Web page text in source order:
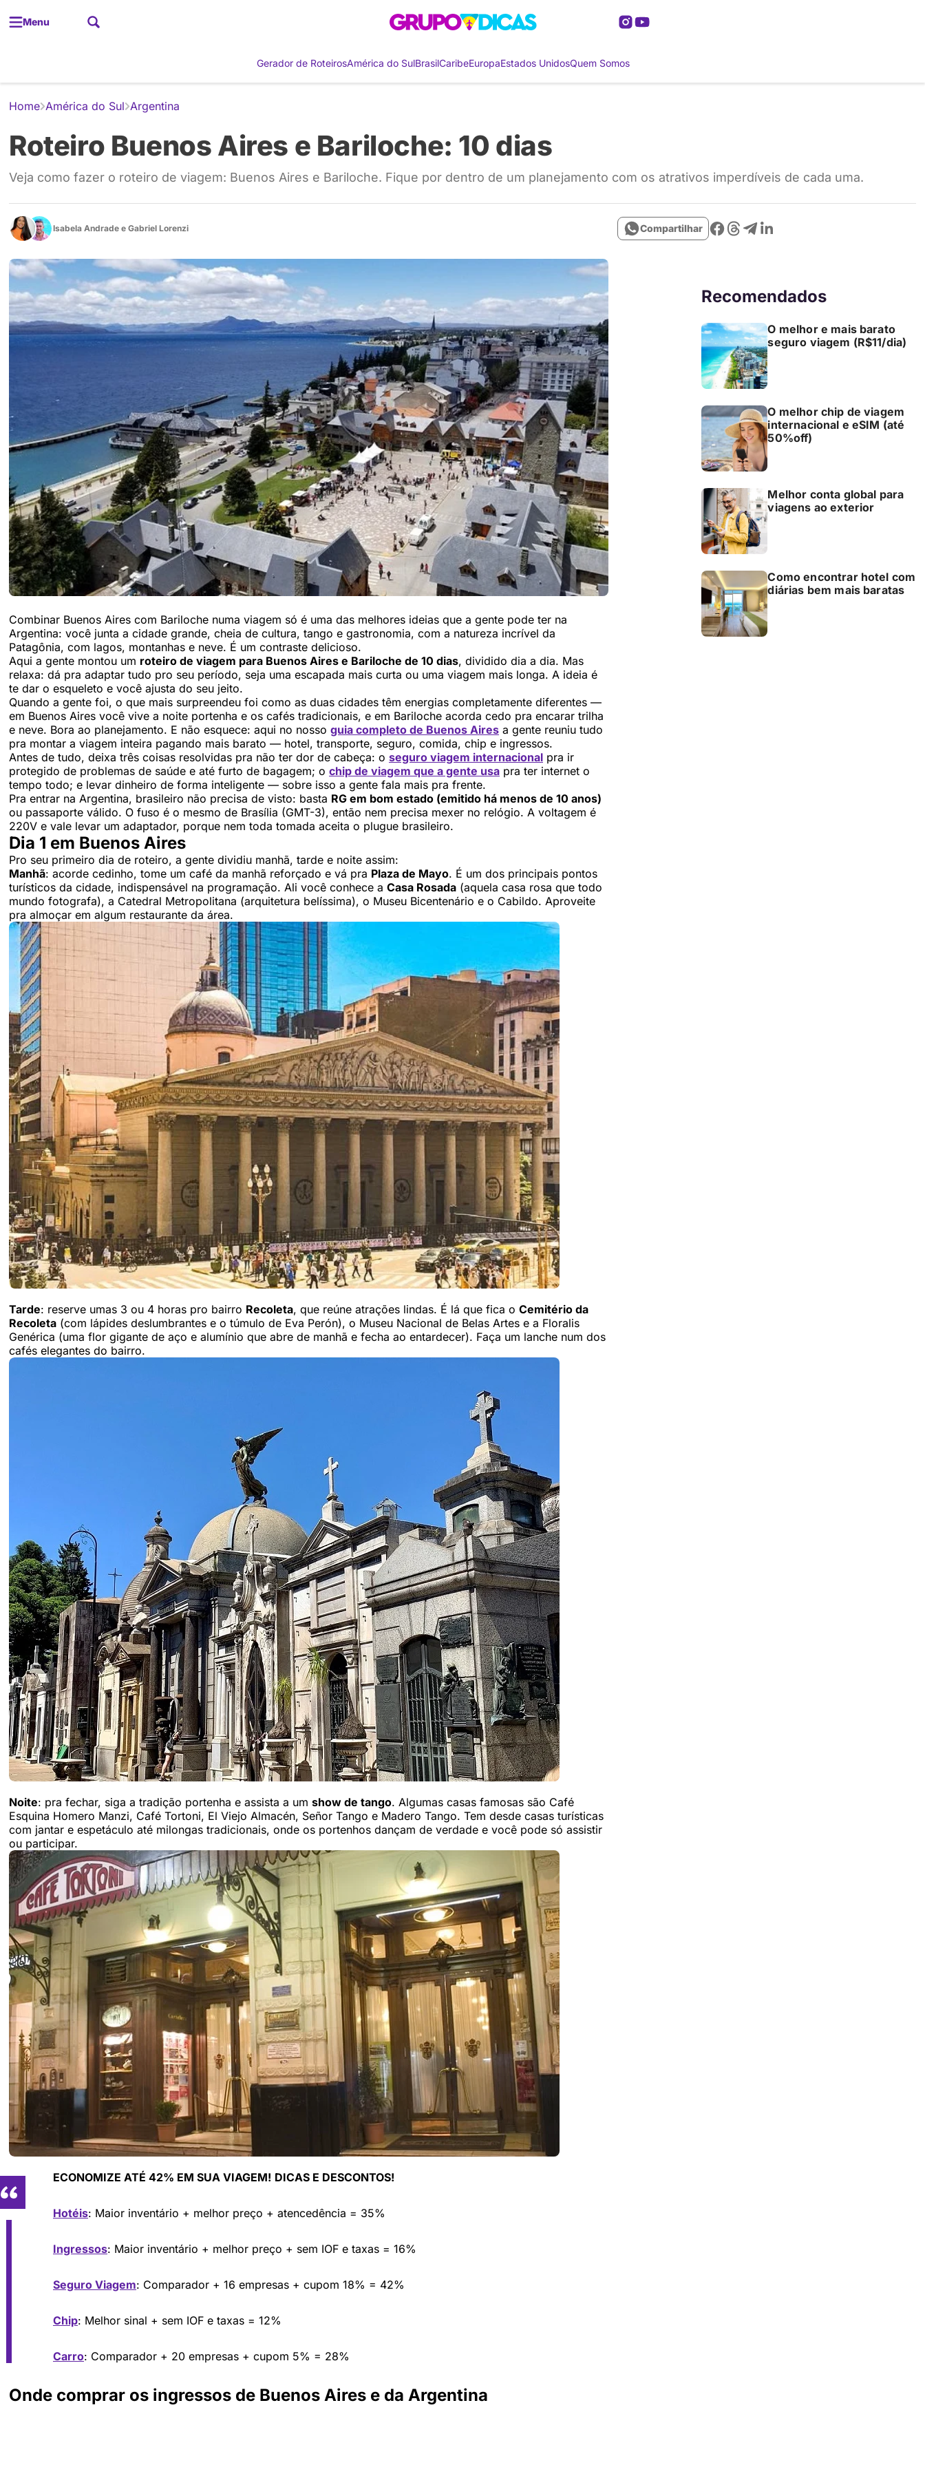
Menu
Gerador de RoteirosAmérica do SulBrasilCaribeEuropaEstados UnidosQuem Somos
Home América do Sul Argentina
Roteiro Buenos Aires e Bariloche: 10 dias
Veja como fazer o roteiro de viagem: Buenos Aires e Bariloche. Fique por dentro de um planejamento com os atrativos imperdíveis de cada uma.
Isabela Andrade e Gabriel Lorenzi Compartilhar
Combinar Buenos Aires com Bariloche numa viagem só é uma das melhores ideias que a gente pode ter na
Argentina: você junta a cidade grande, cheia de cultura, tango e gastronomia, com a natureza incrível da
Patagônia, com lagos, montanhas e neve. É um contraste delicioso.
Aqui a gente montou um roteiro de viagem para Buenos Aires e Bariloche de 10 dias, dividido dia a dia. Mas
relaxa: dá pra adaptar tudo pro seu período, seja uma escapada mais curta ou uma viagem mais longa. A ideia é
te dar o esqueleto e você ajusta do seu jeito.
Quando a gente foi, o que mais surpreendeu foi como as duas cidades têm energias completamente diferentes —
em Buenos Aires você vive a noite portenha e os cafés tradicionais, e em Bariloche acorda cedo pra encarar trilha
e neve. Bora ao planejamento. E não esquece: aqui no nosso guia completo de Buenos Aires a gente reuniu tudo
pra montar a viagem inteira pagando mais barato — hotel, transporte, seguro, comida, chip e ingressos.
Antes de tudo, deixa três coisas resolvidas pra não ter dor de cabeça: o seguro viagem internacional pra ir
protegido de problemas de saúde e até furto de bagagem; o chip de viagem que a gente usa pra ter internet o
tempo todo; e levar dinheiro de forma inteligente — sobre isso a gente fala mais pra frente.
Pra entrar na Argentina, brasileiro não precisa de visto: basta RG em bom estado (emitido há menos de 10 anos)
ou passaporte válido. O fuso é o mesmo de Brasília (GMT-3), então nem precisa mexer no relógio. A voltagem é
220V e vale levar um adaptador, porque nem toda tomada aceita o plugue brasileiro.
Dia 1 em Buenos Aires
Pro seu primeiro dia de roteiro, a gente dividiu manhã, tarde e noite assim:
Manhã: acorde cedinho, tome um café da manhã reforçado e vá pra Plaza de Mayo. É um dos principais pontos
turísticos da cidade, indispensável na programação. Ali você conhece a Casa Rosada (aquela casa rosa que todo
mundo fotografa), a Catedral Metropolitana (arquitetura belíssima), o Museu Bicentenário e o Cabildo. Aproveite
pra almoçar em algum restaurante da área.
Tarde: reserve umas 3 ou 4 horas pro bairro Recoleta, que reúne atrações lindas. É lá que fica o Cemitério da
Recoleta (com lápides deslumbrantes e o túmulo de Eva Perón), o Museu Nacional de Belas Artes e a Floralis
Genérica (uma flor gigante de aço e alumínio que abre de manhã e fecha ao entardecer). Faça um lanche num dos
cafés elegantes do bairro.
Noite: pra fechar, siga a tradição portenha e assista a um show de tango. Algumas casas famosas são Café
Esquina Homero Manzi, Café Tortoni, El Viejo Almacén, Señor Tango e Madero Tango. Tem desde casas turísticas
com jantar e espetáculo até milongas tradicionais, onde os portenhos dançam de verdade e você pode só assistir
ou participar.
ECONOMIZE ATÉ 42% EM SUA VIAGEM! DICAS E DESCONTOS!
Hotéis: Maior inventário + melhor preço + atencedência = 35%
Ingressos: Maior inventário + melhor preço + sem IOF e taxas = 16%
Seguro Viagem: Comparador + 16 empresas + cupom 18% = 42%
Chip: Melhor sinal + sem IOF e taxas = 12%
Carro: Comparador + 20 empresas + cupom 5% = 28%
Onde comprar os ingressos de Buenos Aires e da Argentina
Recomendados
O melhor e mais barato
seguro viagem (R$11/dia)
O melhor chip de viagem
internacional e eSIM (até
50%off)
Melhor conta global para
viagens ao exterior
Como encontrar hotel com
diárias bem mais baratas